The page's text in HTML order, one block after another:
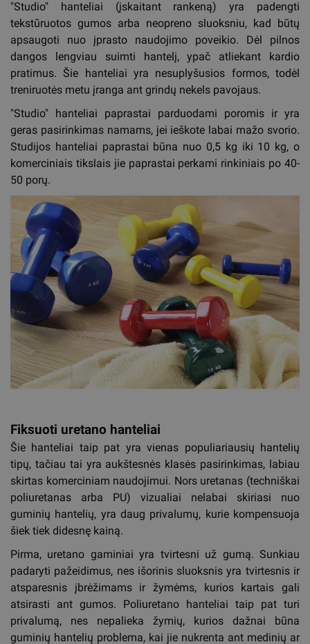
"Studio" hanteliai (įskaitant rankeną) yra padengti
tekstūruotos gumos arba neopreno sluoksniu, kad būtų
apsaugoti nuo įprasto naudojimo poveikio. Dėl pilnos
dangos lengviau suimti hantelį, ypač atliekant kardio
pratimus. Šie hanteliai yra nesuplyšusios formos, todėl
treniruotės metu įranga ant grindų nekels pavojaus.
"Studio" hanteliai paprastai parduodami poromis ir yra
geras pasirinkimas namams, jei ieškote labai mažo svorio.
Studijos hanteliai paprastai būna nuo 0,5 kg iki 10 kg, o
komerciniais tikslais jie paprastai perkami rinkiniais po 40-
50 porų.
Fiksuoti uretano hanteliai
Šie hanteliai taip pat yra vienas populiariausių hantelių
tipų, tačiau tai yra aukštesnės klasės pasirinkimas, labiau
skirtas komerciniam naudojimui. Nors uretanas (techniškai
poliuretanas arba PU) vizualiai nelabai skiriasi nuo
guminių hantelių, yra daug privalumų, kurie kompensuoja
šiek tiek didesnę kainą.
Pirma, uretano gaminiai yra tvirtesni už gumą. Sunkiau
padaryti pažeidimus, nes išorinis sluoksnis yra tvirtesnis ir
atsparesnis įbrėžimams ir žymėms, kurios kartais gali
atsirasti ant gumos. Poliuretano hanteliai taip pat turi
privalumą, nes nepalieka žymių, kurios dažnai būna
guminių hantelių problema, kai jie nukrenta ant medinių ar